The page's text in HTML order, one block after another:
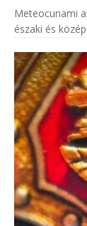
Meteocunami
északi és